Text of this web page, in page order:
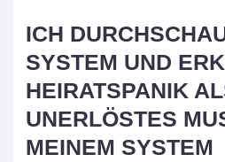
ICH
SYSTEM UND
HEIRATSPANIK
UNERLÖSTES
MEINEM SYSTEM